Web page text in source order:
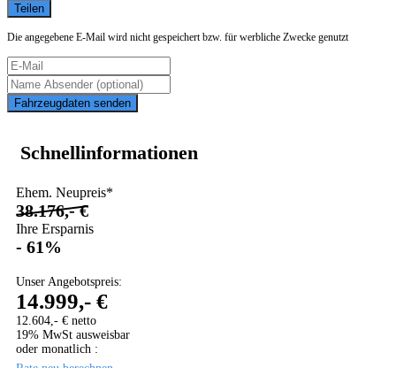
Teilen
Die angegebene E-Mail wird nicht gespeichert bzw. für werbliche Zwecke genutzt
Fahrzeugdaten senden
Schnellinformationen
Ehem. Neupreis*
38.176,- €
Ihre Ersparnis
- 61%
Unser Angebotspreis:
14.999,- €
12.604,- € netto
19% MwSt ausweisbar
oder monatlich :